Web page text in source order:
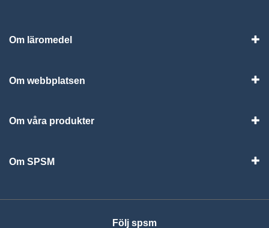
Om läromedel
Om webbplatsen
Om våra produkter
Om SPSM
Följ spsm